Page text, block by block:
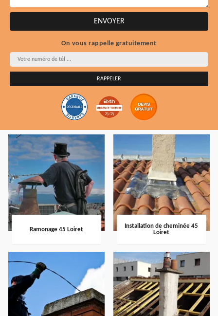
On vous rappelle gratuitement
Ramonage 45 Loiret
Installation de cheminée 45
Loiret